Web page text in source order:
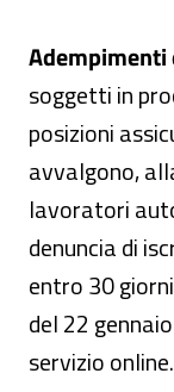
soggetti in
posizioni
avvalgono,
lavoratori
denuncia di
entro 30
del 22
servizio